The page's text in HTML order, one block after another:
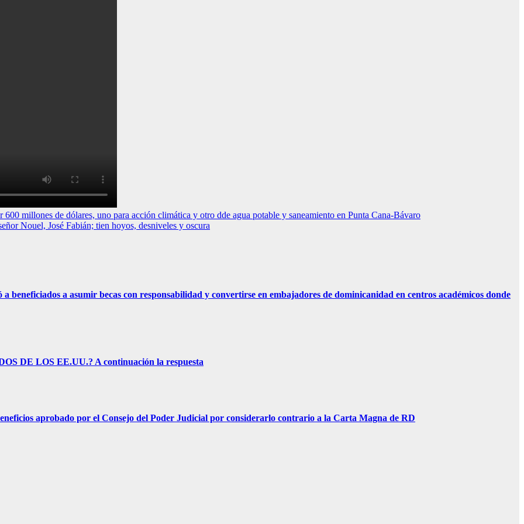
millones de dólares, uno para acción climática y otro dde agua potable y saneamiento en Punta Cana-Bávaro
Nouel, José Fabián; tien hoyos, desniveles y oscura
a asumir becas con responsabilidad y convertirse en embajadores de dominicanidad en centros académicos donde
DE LOS EE.UU.? A continuación la respuesta
aprobado por el Consejo del Poder Judicial por considerarlo contrario a la Carta Magna de RD